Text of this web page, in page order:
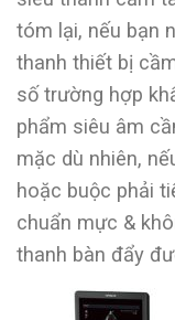
tóm lại, nếu bạn
thanh thiết bị
số trường hợp
phẩm siêu âm
mặc dù nhiên,
hoặc buộc phải
chuẩn mực &
thanh bàn đẩy